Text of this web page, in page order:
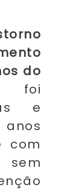
do
foi
e
anos
com